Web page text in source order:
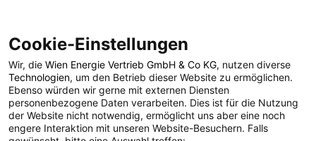
POSTS BY TAG
Schwefelwasserstoff
Cookie-Einstellungen
Wir, die Wien Energie Vertrieb GmbH & Co KG, nutzen diverse
Technologien, um den Betrieb dieser Website zu ermöglichen.
Ebenso würden wir gerne mit externen Diensten
personenbezogene Daten verarbeiten. Dies ist für die Nutzung
der Website nicht notwendig, ermöglicht uns aber eine noch
engere Interaktion mit unseren Website-Besuchern. Falls